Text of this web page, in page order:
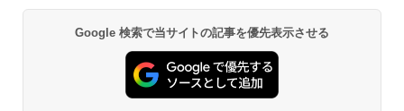
Google 検索で当サイトの記事を優先表示させる